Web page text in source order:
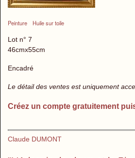
Peinture Huile sur toile
Lot n° 7
46cmx55cm
Encadré
Le détail des ventes est uniquement
Créez un compte gratuitement
Claude DUMONT